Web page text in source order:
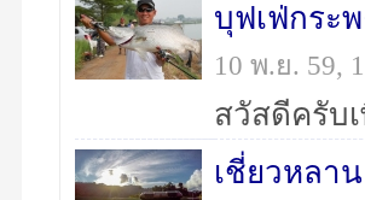
บุฟเฟ่กระ
10 พ.ย. 59,
เชี่ยวหลาน